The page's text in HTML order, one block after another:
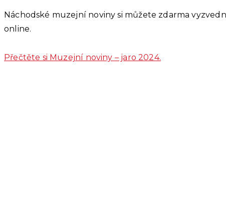
Náchodské muzejní noviny si můžete zdarma
online.
Přečtěte si Muzejní noviny – jaro 2024.